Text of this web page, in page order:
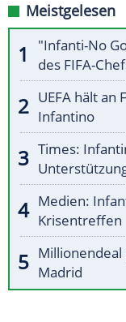
Meistgelesen
"Infanti-No
des FIFA-
UEFA hält an
Infantino
Times:
Medien:
Krisentreffen
Madrid